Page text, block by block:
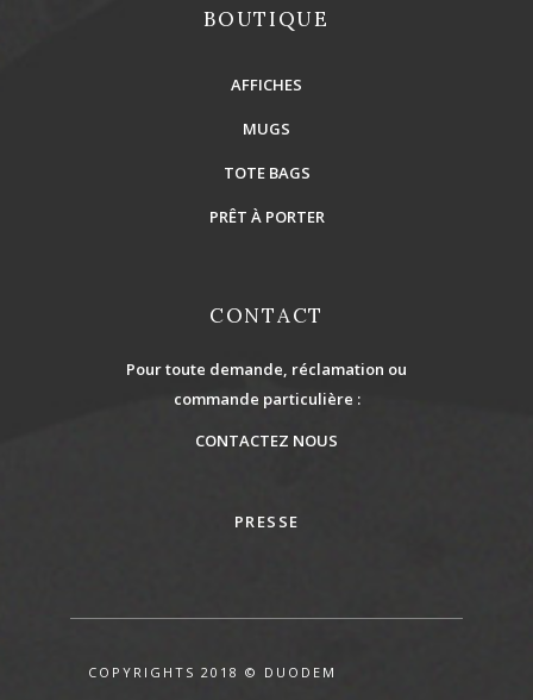
BOUTIQUE
AFFICHES
MUGS
TOTE BAGS
PRÊT À PORTER
CONTACT
Pour toute demande, réclamation ou
commande particulière :
CONTACTEZ NOUS
PRESSE
COPYRIGHTS 2018 © DUODEM